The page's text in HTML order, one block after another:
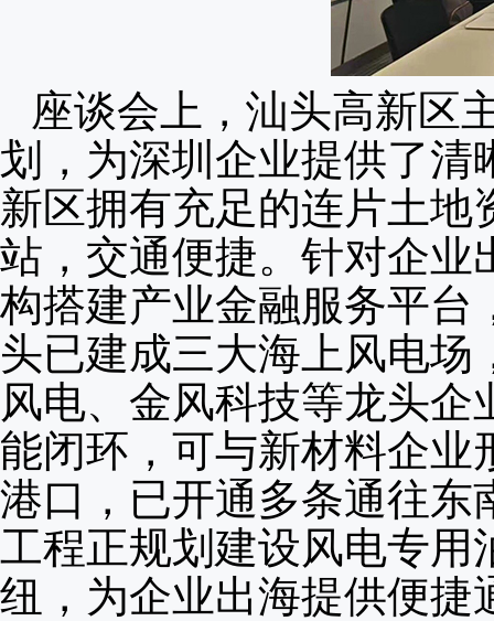
座谈会上，汕头高新区
划，为深圳企业提供了清
新区拥有充足的连片土
站，交通便捷。针对企业
构搭建产业金融服务平
头已建成三大海上风电场
风电、金风科技等龙头
能闭环，可与新材料企业
港口，已开通多条通往东
工程正规划建设风电专用
纽，为企业出海提供便捷